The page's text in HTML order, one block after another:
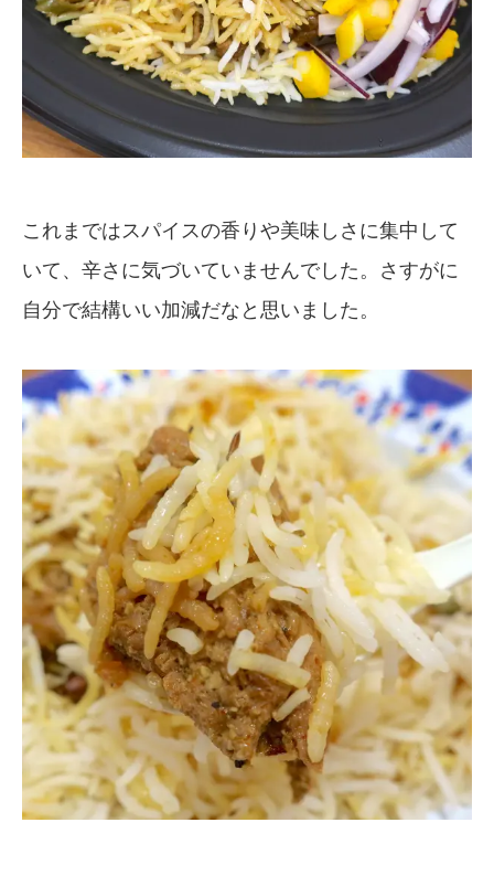
これまではスパイスの香りや美味しさに集中して
いて、辛さに気づいていませんでした。さすがに
自分で結構いい加減だなと思いました。